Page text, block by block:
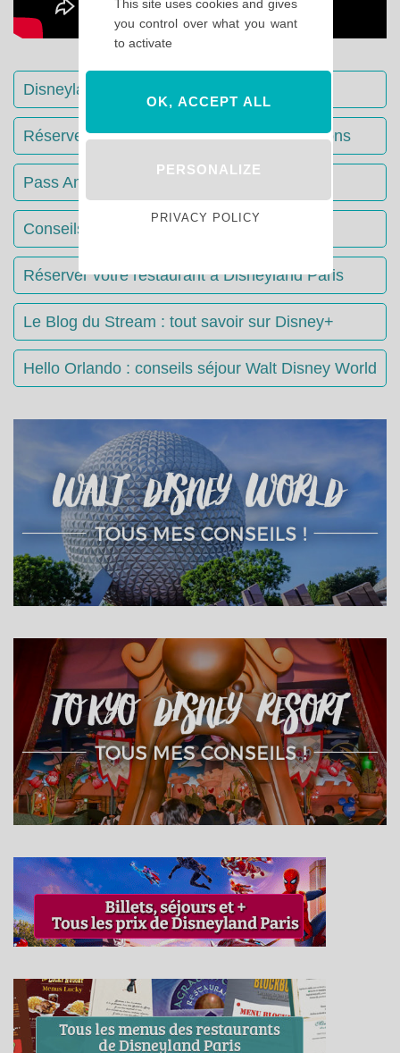
Disneyland Paris : Le guide complet
Réserver votre séjour : toutes les informations
Pass Annuels Disney : informations
Conseils & Astuces Disneyland Paris
Réserver votre restaurant à Disneyland Paris
Le Blog du Stream : tout savoir sur Disney+
Hello Orlando : conseils séjour Walt Disney World
This site uses cookies and gives
you control over what you want
to activate
OK, ACCEPT ALL
PERSONALIZE
PRIVACY POLICY